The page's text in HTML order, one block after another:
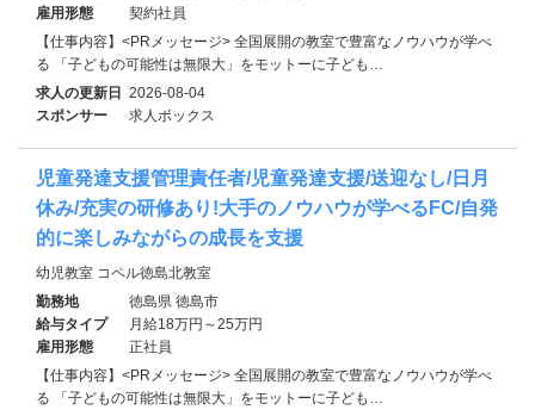
雇用形態
契約社員
【仕事内容】<PRメッセージ> 全国展開の教室で豊富なノウハウが学べ
る 「子どもの可能性は無限大」をモットーに子ども…
求人の更新日 2026-08-04
スポンサー
求人ボックス
児童発達支援管理責任者/児童発達支援/送迎なし/日月
休み/充実の研修あり!大手のノウハウが学べるFC/自発
的に楽しみながらの成長を支援
幼児教室 コペル徳島北教室
勤務地
徳島県 徳島市
給与タイプ
月給18万円～25万円
雇用形態
正社員
【仕事内容】<PRメッセージ> 全国展開の教室で豊富なノウハウが学べ
る 「子どもの可能性は無限大」をモットーに子ども…